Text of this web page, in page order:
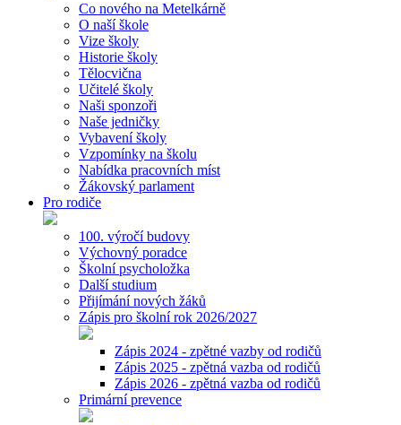
Co nového na Metelkárně
O naší škole
Vize školy
Historie školy
Tělocvična
Učitelé školy
Naši sponzoři
Naše jedničky
Vybavení školy
Vzpomínky na školu
Nabídka pracovních míst
Žákovský parlament
Pro rodiče
100. výročí budovy
Výchovný poradce
Školní psycholožka
Další studium
Přijímání nových žáků
Zápis pro školní rok 2026/2027
Zápis 2024 - zpětné vazby od rodičů
Zápis 2025 - zpětná vazba od rodičů
Zápis 2026 - zpětná vazba od rodičů
Primární prevence